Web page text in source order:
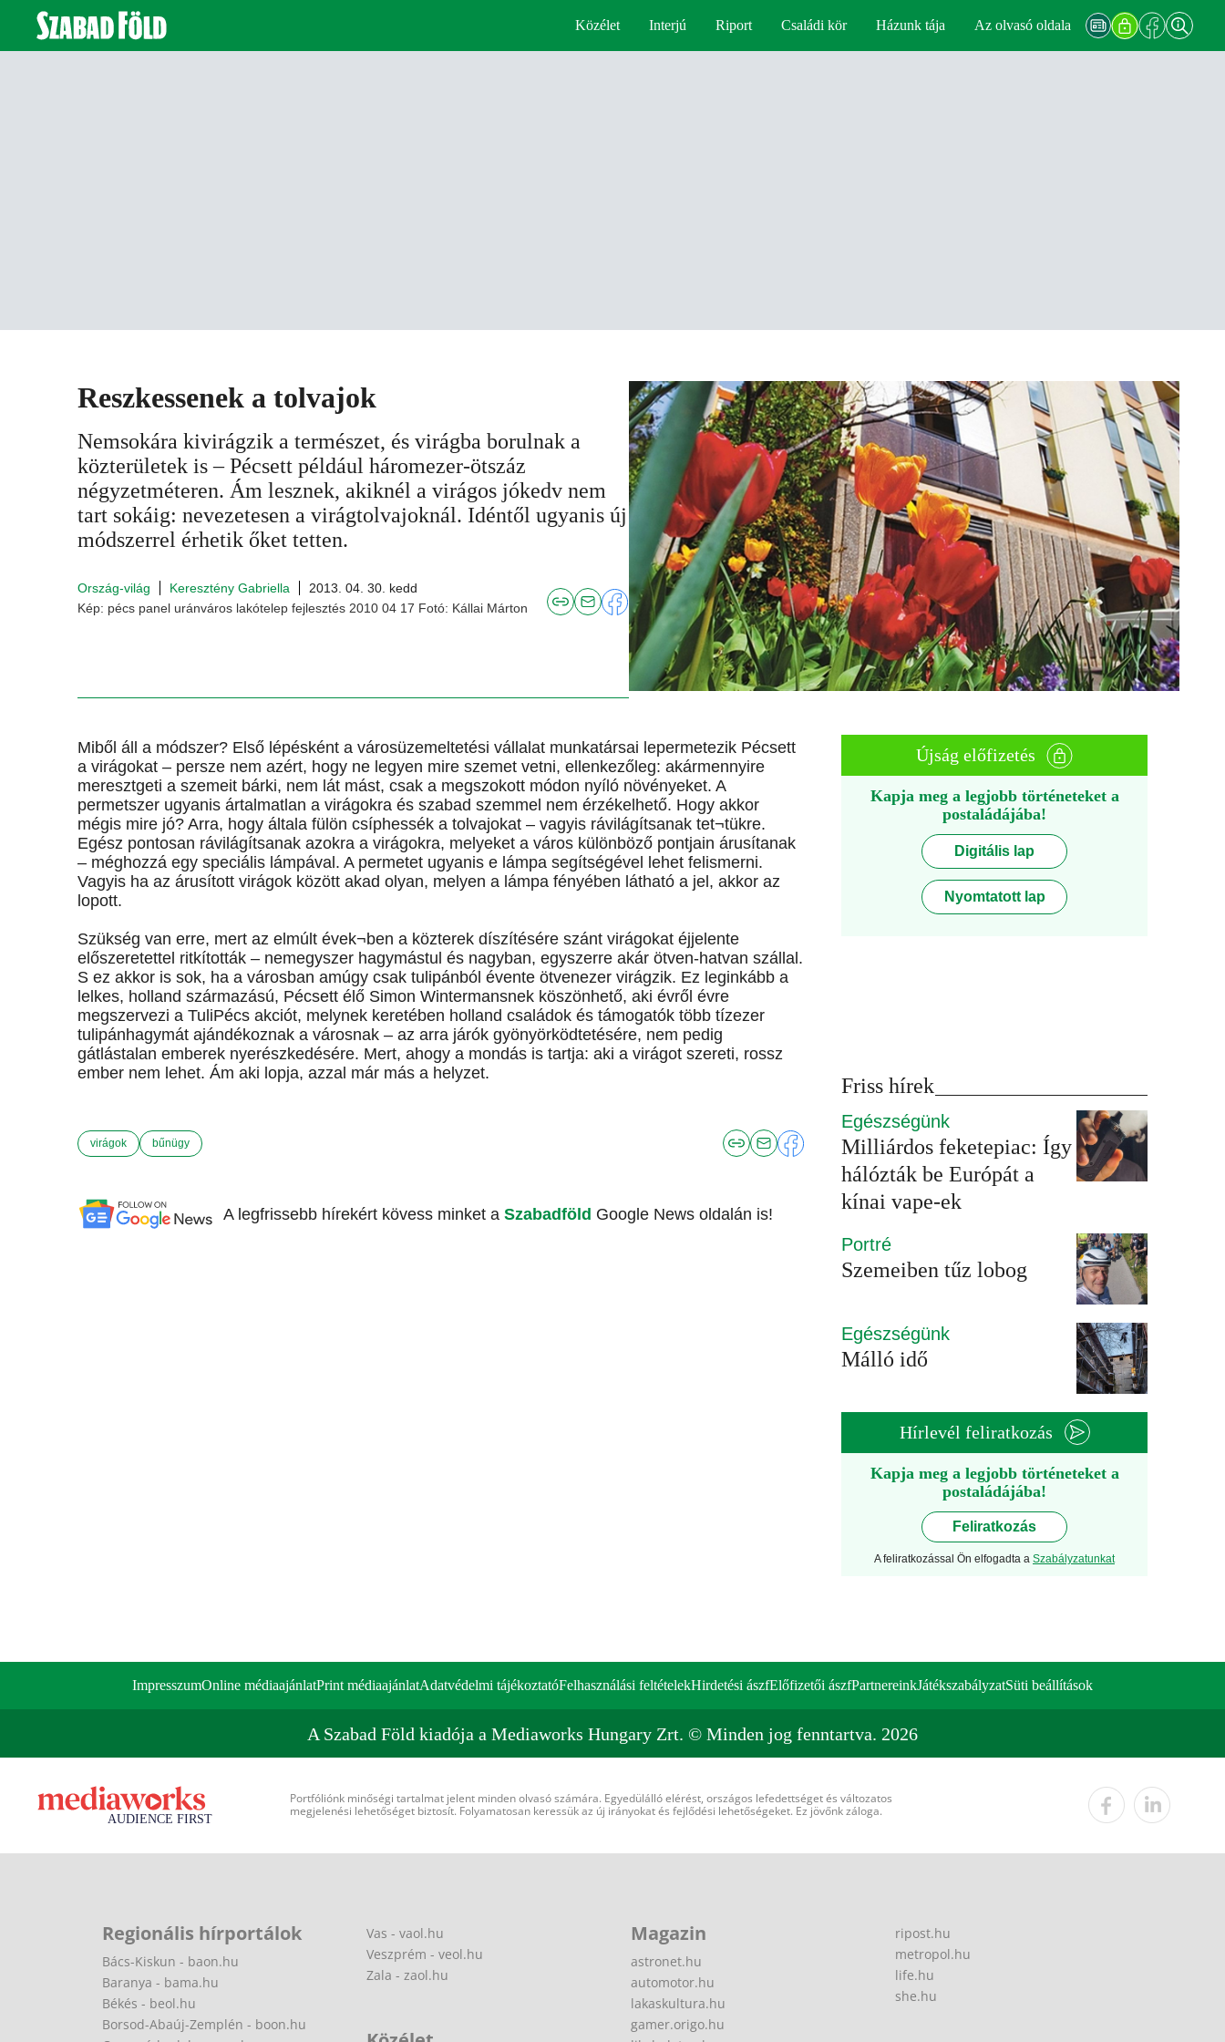
Közélet Interjú Riport Családi kör Házunk tája Az olvasó oldala
Reszkessenek a tolvajok
Nemsokára kivirágzik a természet, és virágba borulnak a
közterületek is – Pécsett például háromezer-ötszáz
négyzetméteren. Ám lesznek, akiknél a virágos jókedv nem
tart sokáig: nevezetesen a virágtolvajoknál. Idéntől ugyanis új
módszerrel érhetik őket tetten.
Ország-világ Keresztény Gabriella
2013. 04. 30. kedd
Kép: pécs panel uránváros lakótelep fejlesztés 2010 04 17 Fotó: Kállai Márton
Miből áll a módszer? Első lépésként a városüzemeltetési vállalat munkatársai lepermetezik Pécsett
a virágokat – persze nem azért, hogy ne legyen mire szemet vetni, ellenkezőleg: akármennyire
meresztgeti a szemeit bárki, nem lát mást, csak a megszokott módon nyíló növényeket. A
permetszer ugyanis ártalmatlan a virágokra és szabad szemmel nem érzékelhető. Hogy akkor
mégis mire jó? Arra, hogy általa fülön csíphessék a tolvajokat – vagyis rávilágítsanak tet¬tükre.
Egész pontosan rávilágítsanak azokra a virágokra, melyeket a város különböző pontjain árusítanak
– méghozzá egy speciális lámpával. A permetet ugyanis e lámpa segítségével lehet felismerni.
Vagyis ha az árusított virágok között akad olyan, melyen a lámpa fényében látható a jel, akkor az
lopott.
Szükség van erre, mert az elmúlt évek¬ben a közterek díszítésére szánt virágokat éjjelente
előszeretettel ritkították – nemegyszer hagymástul és nagyban, egyszerre akár ötven-hatvan szállal.
S ez akkor is sok, ha a városban amúgy csak tulipánból évente ötvenezer virágzik. Ez leginkább a
lelkes, holland származású, Pécsett élő Simon Wintermansnek köszönhető, aki évről évre
megszervezi a TuliPécs akciót, melynek keretében holland családok és támogatók több tízezer
tulipánhagymát ajándékoznak a városnak – az arra járók gyönyörködtetésére, nem pedig
gátlástalan emberek nyerészkedésére. Mert, ahogy a mondás is tartja: aki a virágot szereti, rossz
ember nem lehet. Ám aki lopja, azzal már más a helyzet.
virágok bűnügy
A legfrissebb hírekért kövess minket a Szabadföld Google News oldalán is!
Újság előfizetés
Kapja meg a legjobb történeteket a
postaládájába!
Digitális lap
Nyomtatott lap
Friss hírek
Egészségünk
Milliárdos feketepiac: Így
hálózták be Európát a
kínai vape-ek
Portré
Szemeiben tűz lobog
Egészségünk
Málló idő
Hírlevél feliratkozás
Kapja meg a legjobb történeteket a
postaládájába!
Feliratkozás
A feliratkozással Ön elfogadta a Szabályzatunkat
ImpresszumOnline médiaajánlatPrint médiaajánlatAdatvédelmi tájékoztatóFelhasználási feltételekHirdetési ászfElőfizetői ászfPartnereinkJátékszabályzatSüti beállítások
A Szabad Föld kiadója a Mediaworks Hungary Zrt. © Minden jog fenntartva. 2026
Portfóliónk minőségi tartalmat jelent minden olvasó számára. Egyedülálló elérést, országos lefedettséget és változatos
megjelenési lehetőséget biztosít. Folyamatosan keressük az új irányokat és fejlődési lehetőségeket. Ez jövőnk záloga.
Regionális hírportálok
Bács-Kiskun - baon.hu
Baranya - bama.hu
Békés - beol.hu
Borsod-Abaúj-Zemplén - boon.hu
Vas - vaol.hu
Veszprém - veol.hu
Zala - zaol.hu
Magazin
astronet.hu
automotor.hu
lakaskultura.hu
gamer.origo.hu
ripost.hu
metropol.hu
life.hu
she.hu